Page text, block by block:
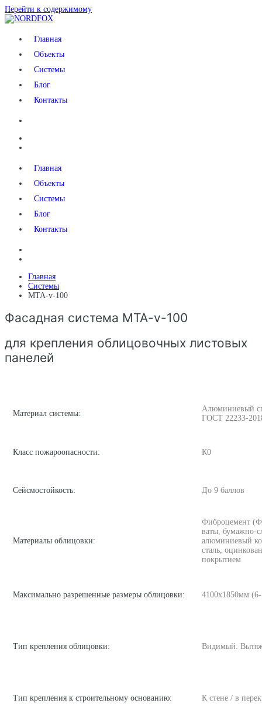
Перейти к содержимому
NORDFOXГлавная
Объекты
Системы
Блог
Контакты
Главная
Объекты
Системы
Блог
Контакты
Главная
Системы
MTA-v-100
Фасадная система MTA-v-100
для крепления облицовочных листовых
панелей
Материал системы:
Алюминиевый
ГОСТ 22233-
Класс пожароопасности: К0
Сейсмостойкость: До 9 баллов
Материалы облицовки:
Фиброцемент
ваты, бумажно-
алюминиевый
сталь,
покрытием
Максимально разрешенные размеры облицовки: 4100х1850мм
Тип крепления облицовки: Видимый.
Тип крепления к строительному основанию: К стене / в